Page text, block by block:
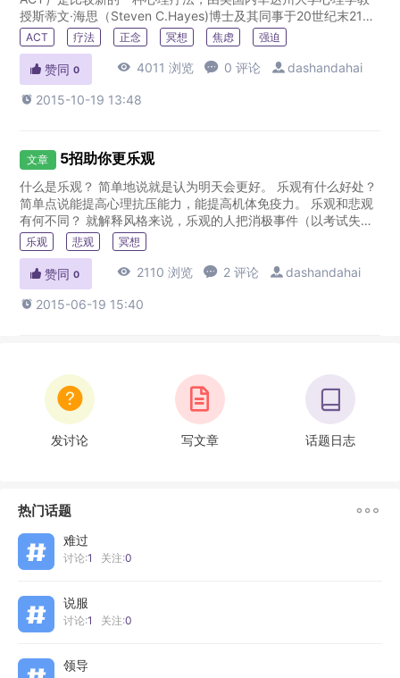
授斯蒂文·海思（Steven C.Hayes)博士及其同事于20世纪末21世
纪初所创立，是继认知...
ACT 疗法 正念 冥想 焦虑 强迫
 赞同 0  4011 浏览  0 评论  dashandahai
 2015-10-19 13:48
文章 5招助你更乐观
什么是乐观？ 简单地说就是认为明天会更好。 乐观有什么好处？
简单点说能提高心理抗压能力，能提高机体免疫力。 乐观和悲观
有何不同？ 就解释风格来说，乐观的人把消极事件（以考试失败
为例）或体验归因于暂时的（这次考试没有通过，下次能）、孤
立的（...
乐观 悲观 冥想
 赞同 0  2110 浏览  2 评论  dashandahai
 2015-06-19 15:40
发讨论 写文章 话题日志
热门话题 
难过
讨论:1 关注:0
说服
讨论:1 关注:0
领导